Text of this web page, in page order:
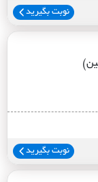
نوبت بگیرید
نوبت بگیرید